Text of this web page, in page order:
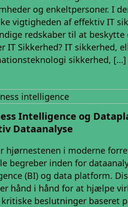
og enkeltpersoner. I
vigtigheden af ​​effektiv IT
redskaber til at beskytte
IT Sikkerhed? IT sikkerhed,
sikkerhed, […]
Intelligence og
Dataanalyse
hjørnestenen i moderne
begreber inden for
(BI) og data platform.
hånd i hånd for at hjælpe
beslutninger baseret